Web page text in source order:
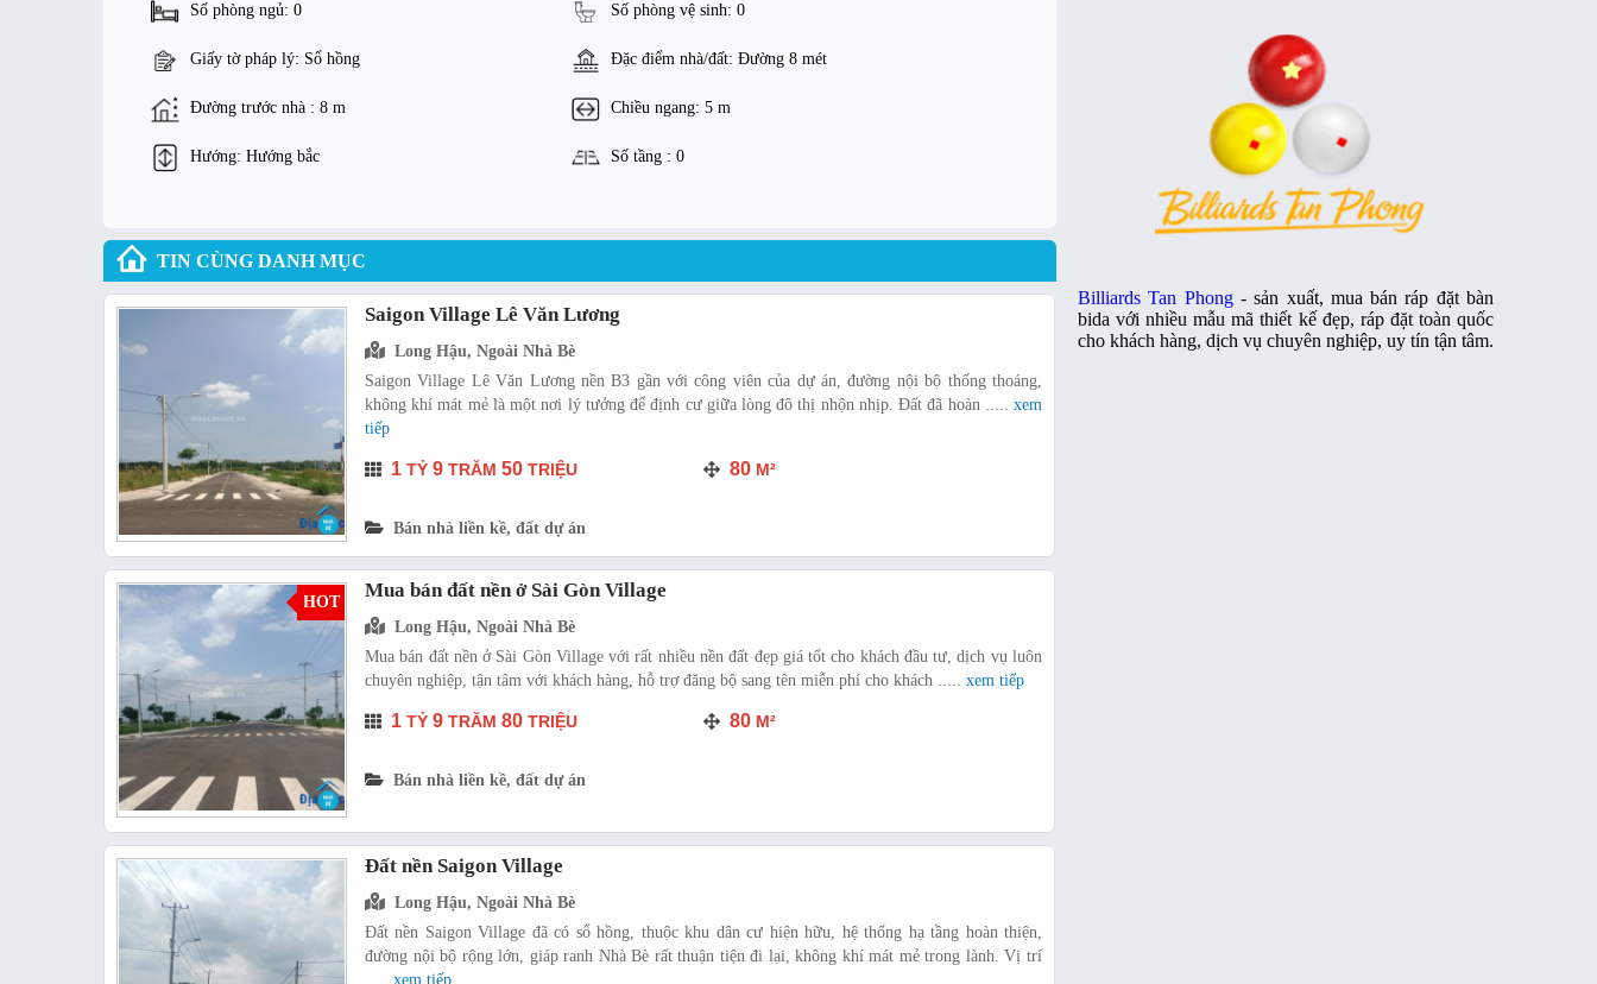
Số phòng ngủ: 0 Số phòng vệ sinh: 0
Giấy tờ pháp lý: Sổ hồng Đặc điểm nhà/đất: Đường 8 mét
Đường trước nhà : 8 m Chiều ngang: 5 m
Hướng: Hướng bắc Số tầng : 0
TIN CÙNG DANH MỤC
Saigon Village Lê Văn Lương
Long Hậu, Ngoài Nhà Bè
Saigon Village Lê Văn Lương nền B3 gần với công viên của dự án, đường nội bộ thống thoáng,
không khí mát mẻ là một nơi lý tưởng để định cư giữa lòng đô thị nhộn nhịp. Đất đã hoàn ..... xem
tiếp
1 TỶ 9 TRĂM 50 TRIỆU 80 M²
Bán nhà liền kề, đất dự án
HOT
Mua bán đất nền ở Sài Gòn Village
Long Hậu, Ngoài Nhà Bè
Mua bán đất nền ở Sài Gòn Village với rất nhiều nền đất đẹp giá tốt cho khách đầu tư, dịch vụ luôn
chuyên nghiệp, tận tâm với khách hàng, hỗ trợ đăng bộ sang tên miễn phí cho khách ..... xem tiếp
1 TỶ 9 TRĂM 80 TRIỆU 80 M²
Bán nhà liền kề, đất dự án
Đất nền Saigon Village
Long Hậu, Ngoài Nhà Bè
Đất nền Saigon Village đã có sổ hồng, thuộc khu dân cư hiện hữu, hệ thống hạ tầng hoàn thiện,
đường nội bộ rộng lớn, giáp ranh Nhà Bè rất thuận tiện đi lại, không khí mát mẻ trong lành. Vị trí
xem tiếp
Billiards Tan Phong- sản xuất, mua bán ráp đặt bàn
bida với nhiều mẫu mã thiết kế đẹp, ráp đặt toàn quốc
cho khách hàng, dịch vụ chuyên nghiệp, uy tín tận tâm.